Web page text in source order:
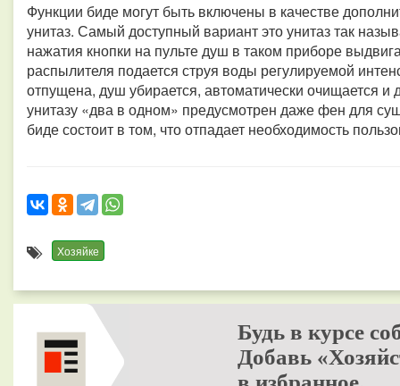
Функции биде могут быть включены в качестве
унитаз. Самый доступный вариант это унитаз так
нажатия кнопки на пульте душ в таком приборе
распылителя подается струя воды регулируемой
отпущена, душ убирается, автоматически очищается и
унитазу «два в одном» предусмотрен даже фен для
биде состоит в том, что отпадает необходимость
Хозяйке
Будь в курсе
Добавь